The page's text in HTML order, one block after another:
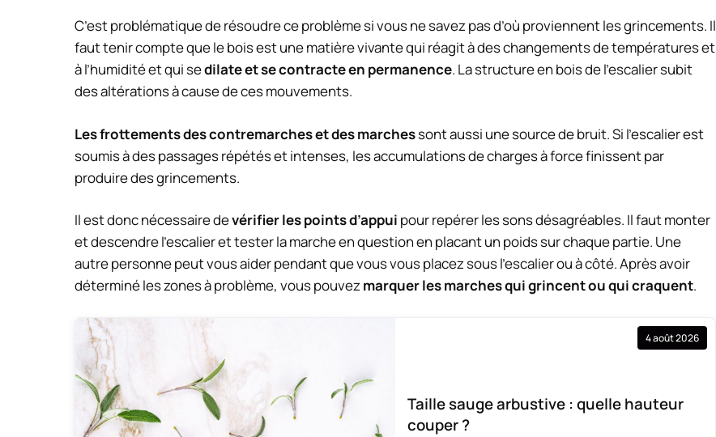
C’est problématique de résoudre ce problème si vous ne savez pas d’où proviennent les grincements. Il
faut tenir compte que le bois est une matière vivante qui réagit à des changements de températures et
à l’humidité et qui sedilate et se contracte en permanence. La structure en bois de l’escalier subit
des altérations à cause de ces mouvements.
Les frottements des contremarches et des marchessont aussi une source de bruit. Si l’escalier est
soumis à des passages répétés et intenses, les accumulations de charges à force finissent par
produire des grincements.
Il est donc nécessaire devérifier les points d’appui pour repérer les sons désagréables. Il faut monter
et descendre l’escalier et tester la marche en question en placant un poids sur chaque partie. Une
autre personne peut vous aider pendant que vous vous placez sous l’escalier ou à côté. Après avoir
déterminé les zones à problème, vous pouvezmarquer les marches qui grincent ou qui craquent.
4 août 2026
Taille sauge arbustive : quelle hauteur
couper ?